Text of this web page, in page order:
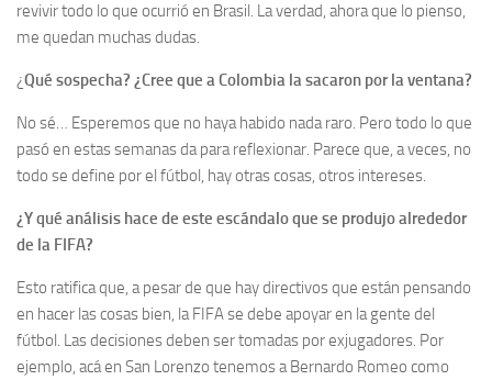
revivir todo lo que ocurrió en Brasil. La verdad, ahora que lo pienso,
me quedan muchas dudas.
¿Qué sospecha? ¿Cree que a Colombia la sacaron por la ventana?
No sé… Esperemos que no haya habido nada raro. Pero todo lo que
pasó en estas semanas da para reflexionar. Parece que, a veces, no
todo se define por el fútbol, hay otras cosas, otros intereses.
¿Y qué análisis hace de este escándalo que se produjo alrededor
de la FIFA?
Esto ratifica que, a pesar de que hay directivos que están pensando
en hacer las cosas bien, la FIFA se debe apoyar en la gente del
fútbol. Las decisiones deben ser tomadas por exjugadores. Por
ejemplo, acá en San Lorenzo tenemos a Bernardo Romeo como